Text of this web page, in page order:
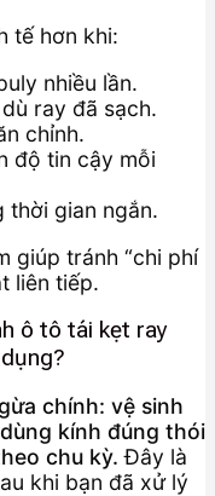
tế hơn khi:
nhiều lần.
ray đã sạch.
chỉnh.
độ tin cậy mỗi
thời gian ngắn.
giúp tránh “chi phí
liên tiếp.
ô tô tái kẹt ray
chính: vệ sinh
kính đúng thói
chu kỳ. Đây là
khi bạn đã xử lý